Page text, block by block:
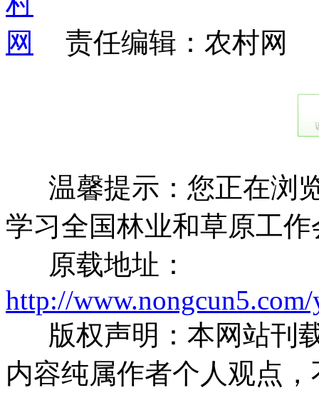
责任编辑：农村网
温馨提示：您正在浏
学习全国林业和草原工作
原载地址：
http://
版权声明：本网站刊
内容纯属作者个人观点